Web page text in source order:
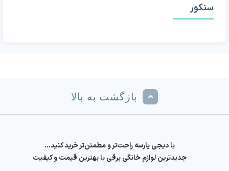
سنکور
بازگشت به بالا
با دیجی پارسه راحت‌تر و مطمئن‌تر خرید کنید…
جدیدترین لوازم خانگی برقی با بهترین قیمت و کیفیت